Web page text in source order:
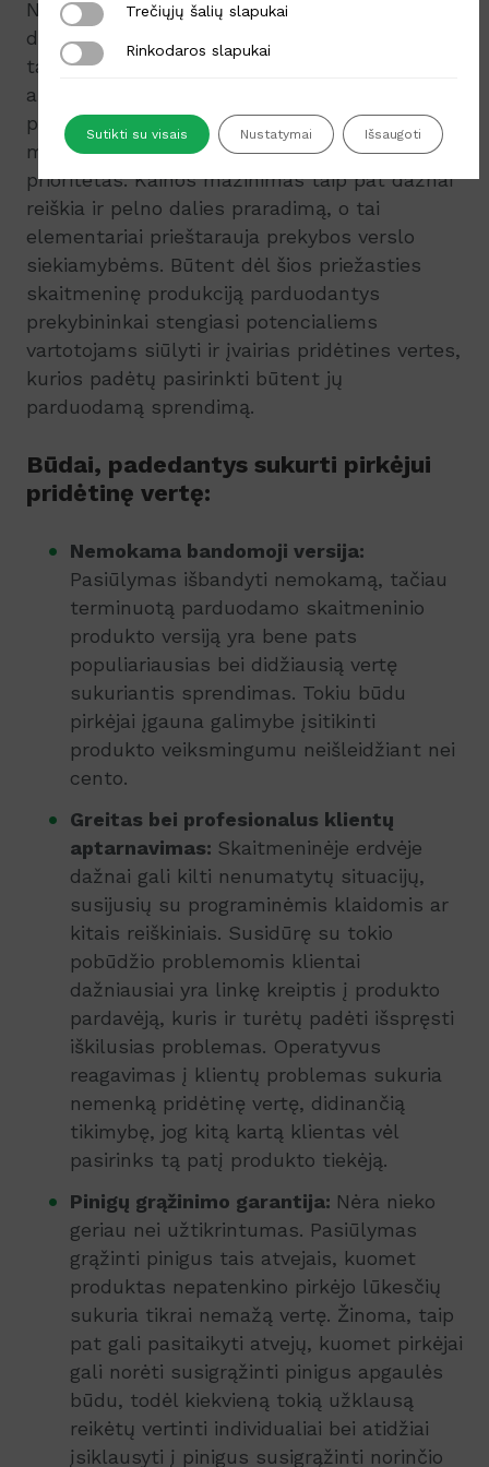
Ne paslaptis, jog parduodamo produkto kaina
daro be galo didelę įtaką pirkėjo pasirinkimui,
tačiau ar visuomet tai yra pagrindinis
argumentas, skatinantis pirkėją rinktis būtent
pigiausią pasiūlymą? Natūralu, jog kainos
mažinimas tikrai nėra verslo atstovų
prioritetas. Kainos mažinimas taip pat dažnai
reiškia ir pelno dalies praradimą, o tai
elementariai prieštarauja prekybos verslo
siekiamybėms. Būtent dėl šios priežasties
skaitmeninę produkciją parduodantys
prekybininkai stengiasi potencialiems
vartotojams siūlyti ir įvairias pridėtines vertes,
kurios padėtų pasirinkti būtent jų
parduodamą sprendimą.
Būdai, padedantys sukurti pirkėjui
pridėtinę vertę:
Nemokama bandomoji versija:
Pasiūlymas išbandyti nemokamą, tačiau
terminuotą parduodamo skaitmeninio
produkto versiją yra bene pats
populiariausias bei didžiausią vertę
sukuriantis sprendimas. Tokiu būdu
pirkėjai įgauna galimybe įsitikinti
produkto veiksmingumu neišleidžiant nei
cento.
Greitas bei profesionalus klientų
aptarnavimas: Skaitmeninėje erdvėje
dažnai gali kilti nenumatytų situacijų,
susijusių su programinėmis klaidomis ar
kitais reiškiniais. Susidūrę su tokio
pobūdžio problemomis klientai
dažniausiai yra linkę kreiptis į produkto
pardavėją, kuris ir turėtų padėti išspręsti
iškilusias problemas. Operatyvus
reagavimas į klientų problemas sukuria
nemenką pridėtinę vertę, didinančią
tikimybę, jog kitą kartą klientas vėl
pasirinks tą patį produkto tiekėją.
Pinigų grąžinimo garantija: Nėra nieko
geriau nei užtikrintumas. Pasiūlymas
grąžinti pinigus tais atvejais, kuomet
produktas nepatenkino pirkėjo lūkesčių
sukuria tikrai nemažą vertę. Žinoma, taip
pat gali pasitaikyti atvejų, kuomet pirkėjai
gali norėti susigrąžinti pinigus apgaulės
būdu, todėl kiekvieną tokią užklausą
reikėtų vertinti individualiai bei atidžiai
įsiklausyti į pinigus susigrąžinti norinčio
Trečiųjų šalių slapukai
Trečiųjų šalių slapukai
Rinkodaros slapukai
Rinkodaros slapukai
Sutikti su visais Nustatymai Išsaugoti